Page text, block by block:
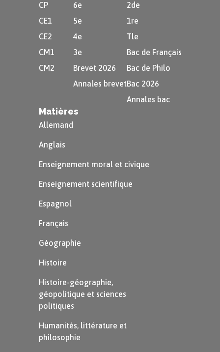
CP
CE1
CE2
CM1
CM2
6e
5e
4e
3e
Brevet 2026
Annales brevet
2de
1re
Tle
Bac de Français
Bac de Philo
Bac 2026
Annales bac
Matières
Allemand
Anglais
Enseignement moral et civique
Enseignement scientifique
Espagnol
Français
Géographie
Histoire
Histoire-géographie,
géopolitique et sciences
politiques
Humanités, littérature et
philosophie